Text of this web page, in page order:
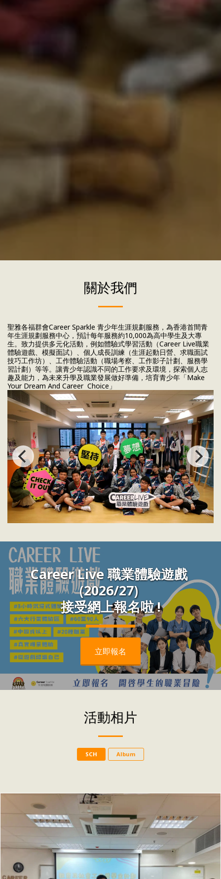
關於我們
聖雅各福群會Career Sparkle 青少年生涯規劃服務，為香港首間青
年生涯規劃服務中心，預計每年服務約10,000為高中學生及大專
生。致力提供多元化活動，例如體驗式學習活動（Career Live職業
體驗遊戲、模擬面試）、個人成長訓練（生涯起動日營、求職面試
技巧工作坊）、工作體驗活動（職場考察、工作影子計劃、服務學
習計劃）等等。讓青少年認識不同的工作要求及環境，探索個人志
趣及能力，為未來升學及職業發展做好準備，培育青少年「Make
Your Dream And Career Choice」
Career Live 職業體驗遊戲
(2026/27)
接受網上報名啦 !
立即報名
活動相片
SCH Album